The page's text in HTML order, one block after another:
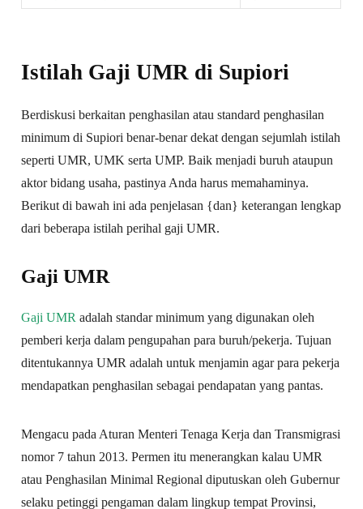
Istilah Gaji UMR di Supiori
Berdiskusi berkaitan penghasilan atau standard penghasilan
minimum di Supiori benar-benar dekat dengan sejumlah istilah
seperti UMR, UMK serta UMP. Baik menjadi buruh ataupun
aktor bidang usaha, pastinya Anda harus memahaminya.
Berikut di bawah ini ada penjelasan {dan} keterangan lengkap
dari beberapa istilah perihal gaji UMR.
Gaji UMR
Gaji UMR adalah standar minimum yang digunakan oleh
pemberi kerja dalam pengupahan para buruh/pekerja. Tujuan
ditentukannya UMR adalah untuk menjamin agar para pekerja
mendapatkan penghasilan sebagai pendapatan yang pantas.
Mengacu pada Aturan Menteri Tenaga Kerja dan Transmigrasi
nomor 7 tahun 2013. Permen itu menerangkan kalau UMR
atau Penghasilan Minimal Regional diputuskan oleh Gubernur
selaku petinggi pengaman dalam lingkup tempat Provinsi,